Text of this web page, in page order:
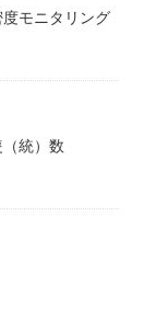
モニタリング
統）数